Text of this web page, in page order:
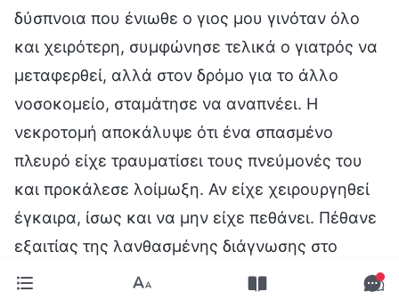
δύσπνοια που ένιωθε ο γιος μου γινόταν όλο
και χειρότερη, συμφώνησε τελικά ο γιατρός να
μεταφερθεί, αλλά στον δρόμο για το άλλο
νοσοκομείο, σταμάτησε να αναπνέει. Η
νεκροτομή αποκάλυψε ότι ένα σπασμένο
πλευρό είχε τραυματίσει τους πνεύμονές του
και προκάλεσε λοίμωξη. Αν είχε χειρουργηθεί
έγκαιρα, ίσως και να μην είχε πεθάνει. Πέθανε
εξαιτίας της λανθασμένης διάγνωσης στο
νοσοκομείο. Όταν άκουσα αυτές τις